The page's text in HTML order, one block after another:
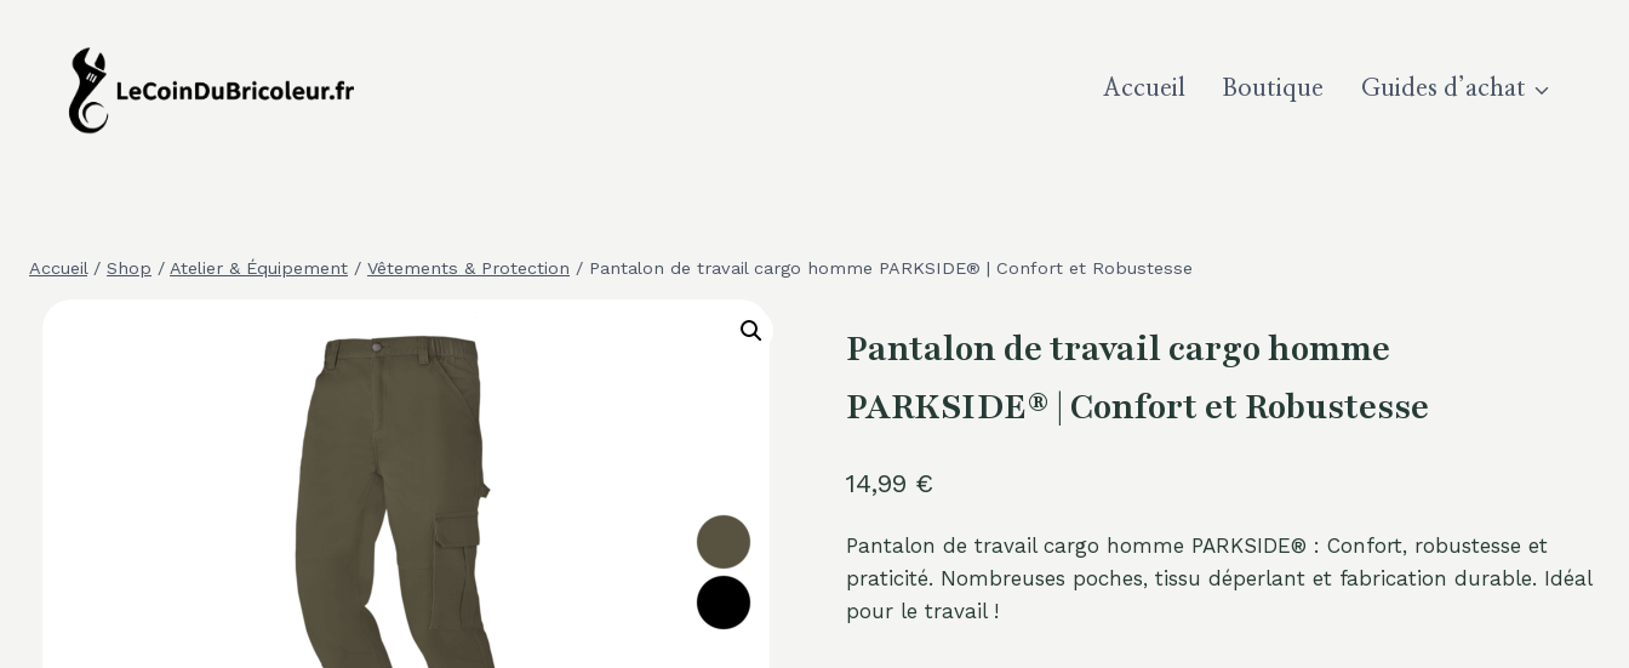
contenu
Accueil Boutique Guides d’achat
Accueil / Shop / Atelier & Équipement / Vêtements & Protection / Pantalon de travail cargo homme PARKSIDE® | Confort et Robustesse
Pantalon de travail cargo homme
PARKSIDE® | Confort et Robustesse
14,99 €
Pantalon de travail cargo homme PARKSIDE® : Confort, robustesse et
praticité. Nombreuses poches, tissu déperlant et fabrication durable. Idéal
pour le travail !